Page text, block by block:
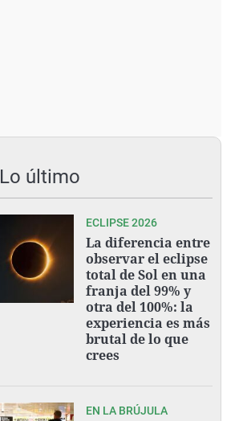
Lo último
ECLIPSE 2026
La diferencia entre
observar el eclipse
total de Sol en una
franja del 99% y
otra del 100%: la
experiencia es más
brutal de lo que
crees
EN LA BRÚJULA